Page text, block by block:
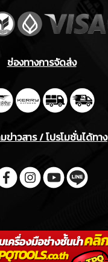
ช่องทางการจัดส่ง
ข่าวสาร / โปรโมชั่นได้ทาง